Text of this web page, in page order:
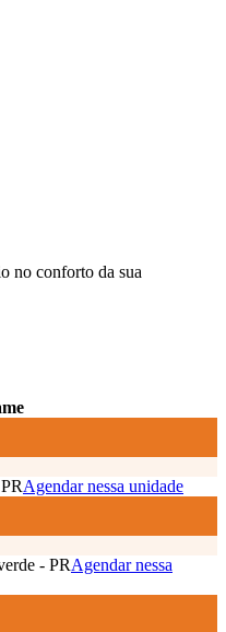
no conforto da sua
Agendar nessa unidade
- PRAgendar nessa